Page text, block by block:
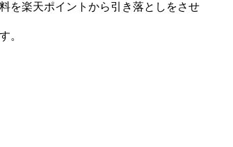
を楽天ポイントから引き落としをさせ
。